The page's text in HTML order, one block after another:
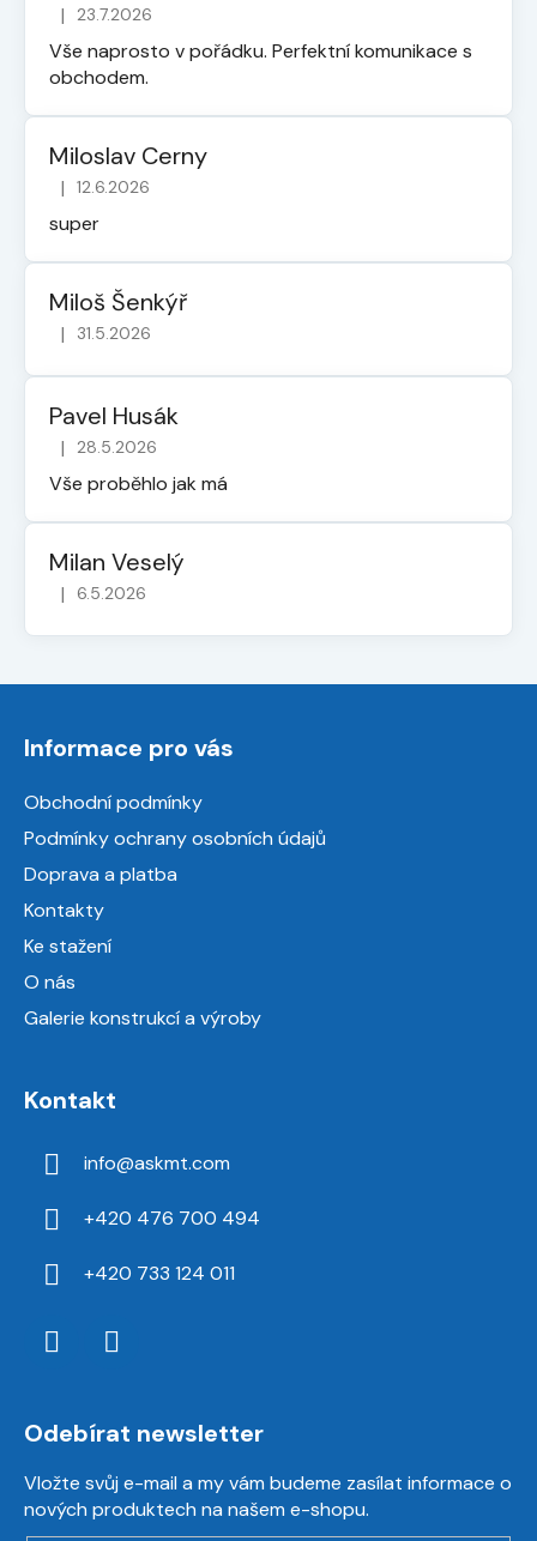
Hodnocení obchodu je 5 z 5 hvězdiček.
| 23.7.2026
Vše naprosto v pořádku. Perfektní komunikace s
obchodem.
Miloslav Cerny
Hodnocení obchodu je 5 z 5 hvězdiček.
| 12.6.2026
super
Miloš Šenkýř
Hodnocení obchodu je 5 z 5 hvězdiček.
| 31.5.2026
Pavel Husák
Hodnocení obchodu je 5 z 5 hvězdiček.
| 28.5.2026
Vše proběhlo jak má
Milan Veselý
Hodnocení obchodu je 5 z 5 hvězdiček.
| 6.5.2026
Informace pro vás
Obchodní podmínky
Podmínky ochrany osobních údajů
Doprava a platba
Kontakty
Ke stažení
O nás
Galerie konstrukcí a výroby
Kontakt
info@askmt.com
+420 476 700 494
+420 733 124 011
Odebírat newsletter
Vložte svůj e-mail a my vám budeme zasílat informace o
nových produktech na našem e-shopu.